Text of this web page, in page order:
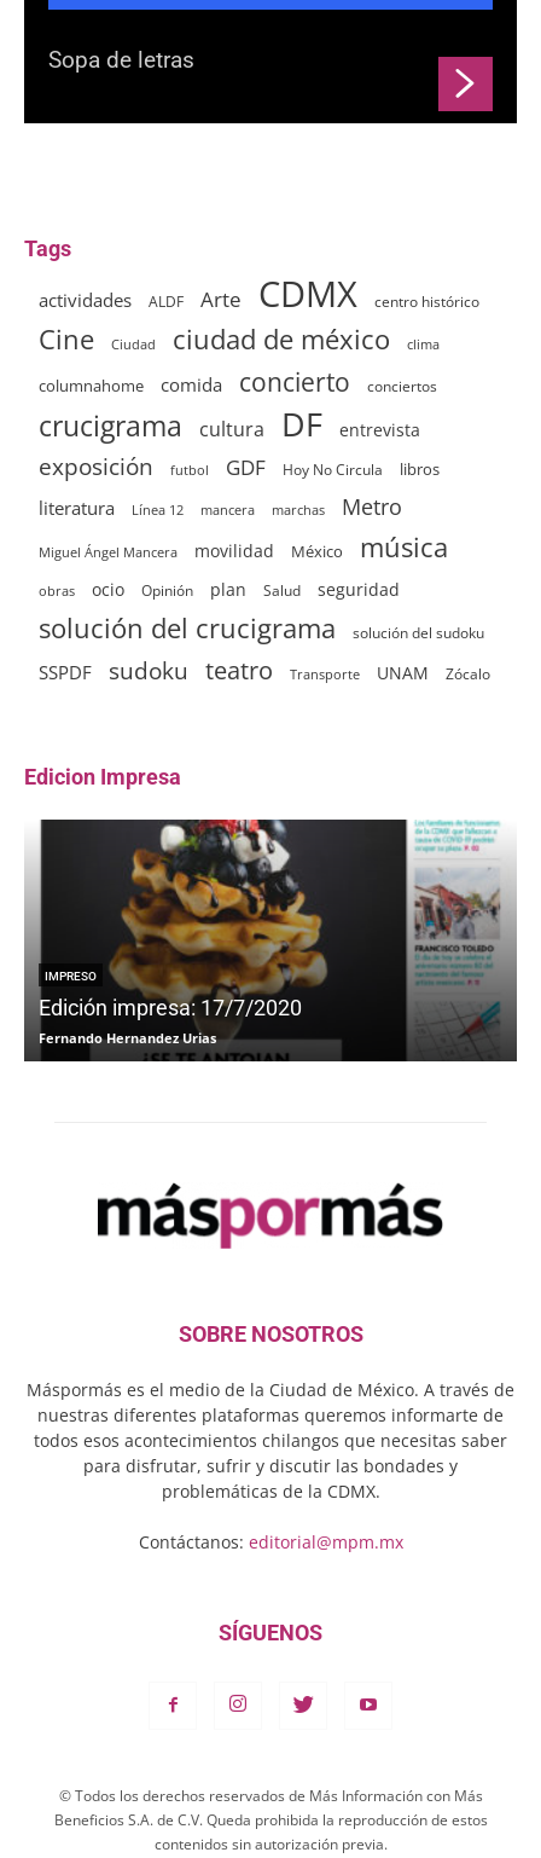
Sopa de letras
Tags
actividades ALDF Arte CDMX centro histórico
Cine Ciudad ciudad de méxico clima
columnahome comida concierto conciertos
crucigrama cultura DF entrevista
exposición futbol GDF Hoy No Circula libros
literatura Línea 12 mancera marchas Metro
Miguel Ángel Mancera movilidad México música
obras ocio Opinión plan Salud seguridad
solución del crucigrama solución del sudoku
SSPDF sudoku teatro Transporte UNAM Zócalo
Edicion Impresa
IMPRESO
Edición impresa: 17/7/2020
Fernando Hernandez Urias
SOBRE NOSOTROS
Máspormás es el medio de la Ciudad de México. A través de
nuestras diferentes plataformas queremos informarte de
todos esos acontecimientos chilangos que necesitas saber
para disfrutar, sufrir y discutir las bondades y
problemáticas de la CDMX.
Contáctanos: editorial@mpm.mx
SÍGUENOS
© Todos los derechos reservados de Más Información con Más
Beneficios S.A. de C.V. Queda prohibida la reproducción de estos
contenidos sin autorización previa.